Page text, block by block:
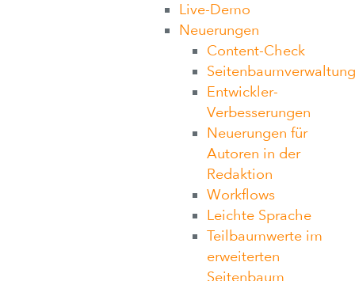
Live-Demo
Neuerungen
Content-Check
Entwickler-
Verbesserungen
Neuerungen für
Autoren in der
Redaktion
Workflows
Leichte Sprache
Teilbaumwerte im
erweiterten
Seitenbaum